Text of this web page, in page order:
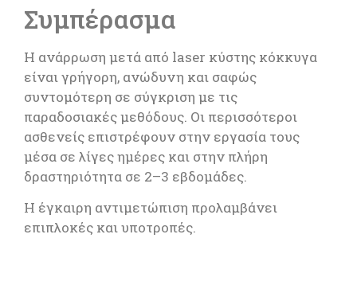
Συμπέρασμα
Η ανάρρωση μετά από laser κύστης κόκκυγα
είναι γρήγορη, ανώδυνη και σαφώς
συντομότερη σε σύγκριση με τις
παραδοσιακές μεθόδους. Οι περισσότεροι
ασθενείς επιστρέφουν στην εργασία τους
μέσα σε λίγες ημέρες και στην πλήρη
δραστηριότητα σε 2–3 εβδομάδες.
Η έγκαιρη αντιμετώπιση προλαμβάνει
επιπλοκές και υποτροπές.